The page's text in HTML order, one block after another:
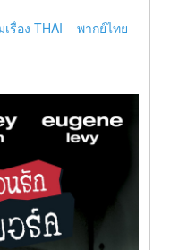
รื่อง THAI – พากย์ไทย